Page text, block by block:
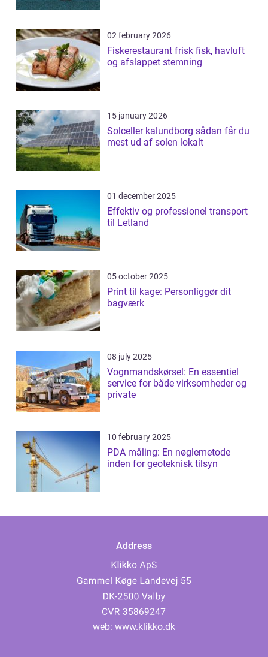
02 february 2026
Fiskerestaurant frisk fisk, havluft
og afslappet stemning
15 january 2026
Solceller kalundborg sådan får du
mest ud af solen lokalt
01 december 2025
Effektiv og professionel transport
til Letland
05 october 2025
Print til kage: Personliggør dit
bagværk
08 july 2025
Vognmandskørsel: En essentiel
service for både virksomheder og
private
10 february 2025
PDA måling: En nøglemetode
inden for geoteknisk tilsyn
Address
web: www.klikko.dk